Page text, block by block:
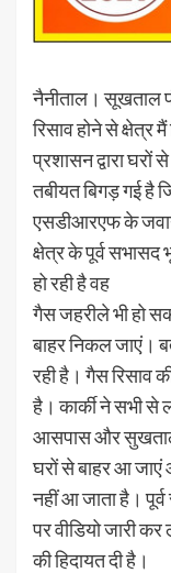
नैनीताल। सूखताल
रिसाव होने से क्षेत्र
प्रशासन द्वारा घरों
तबीयत बिगड़ गई है
एसडीआरएफ के
क्षेत्र के पूर्व सभासद
हो रही है वह
गैस जहरीले भी हो
बाहर निकल जाएं।
रही है। गैस रिसाव
है। कार्की ने सभी से
आसपास और सुखताल
घरों से बाहर आ
नहीं आ जाता है।
पर वीडियो जारी
की हिदायत दी है।